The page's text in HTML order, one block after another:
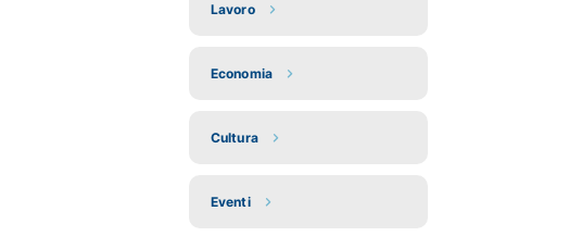
Lavoro
Economia
Cultura
Eventi